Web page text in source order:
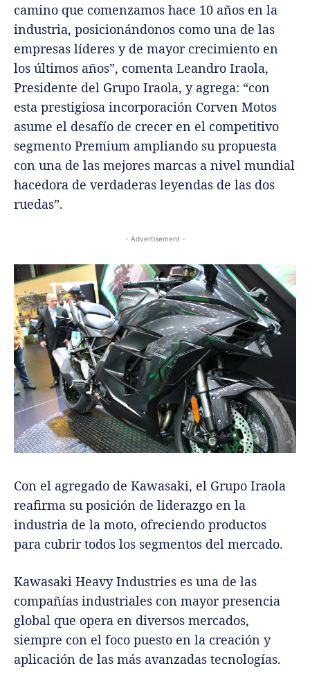
camino que comenzamos hace 10 años en la
industria, posicionándonos como una de las
empresas líderes y de mayor crecimiento en
los últimos años”, comenta Leandro Iraola,
Presidente del Grupo Iraola, y agrega: “con
esta prestigiosa incorporación Corven Motos
asume el desafío de crecer en el competitivo
segmento Premium ampliando su propuesta
con una de las mejores marcas a nivel mundial
hacedora de verdaderas leyendas de las dos
ruedas”.
- Advertisement -
Con el agregado de Kawasaki, el Grupo Iraola
reafirma su posición de liderazgo en la
industria de la moto, ofreciendo productos
para cubrir todos los segmentos del mercado.
Kawasaki Heavy Industries es una de las
compañías industriales con mayor presencia
global que opera en diversos mercados,
siempre con el foco puesto en la creación y
aplicación de las más avanzadas tecnologías.